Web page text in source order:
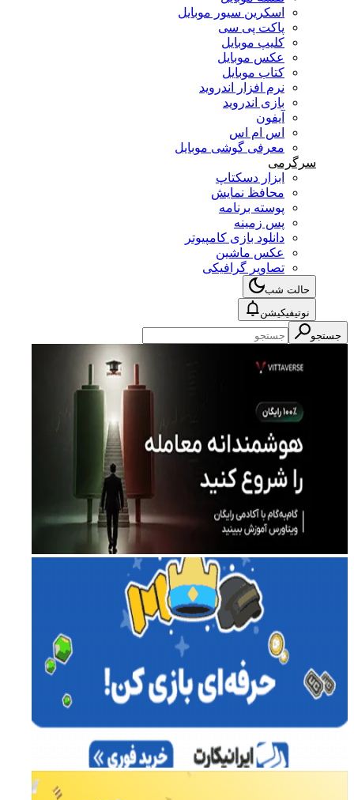
اسکرین سیور موبایل
پاکت پی سی
کلیپ موبایل
عکس موبایل
کتاب موبایل
نرم افزار اندروید
بازی اندروید
آیفون
اس ام اس
معرفی گوشی موبایل
سرگرمی
ابزار دسکتاپ
محافظ نمایش
پوسته برنامه
پس زمینه
دانلود بازی کامپیوتر
عکس ماشین
تصاویر گرافیکی
حالت شب
نوتیفیکیشن
جستجو